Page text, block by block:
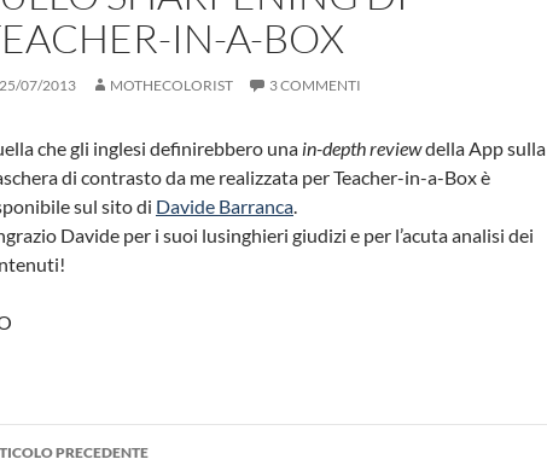
IN-A-BOX
25/07/2013 MOTHECOLORIST 3 COMMENTI
che gli inglesi definirebbero una in-depth reviewdella App sulla
di contrasto da me realizzata per Teacher-in-a-Box è
sul sito di Davide Barranca.
Davide per i suoi lusinghieri giudizi e per l’acuta analisi dei
PRECEDENTE